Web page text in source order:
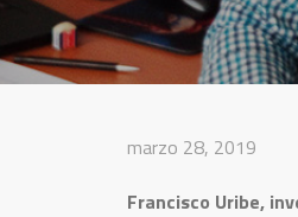
marzo 28, 2019
Francisco Uribe,